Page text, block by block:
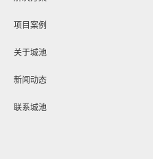
项目案例
关于城池
新闻动态
联系城池